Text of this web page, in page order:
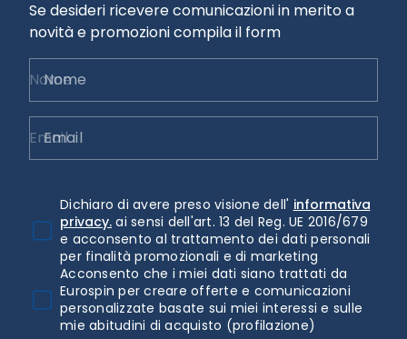
Se desideri ricevere comunicazioni in merito a
novità e promozioni compila il form
Nome
Email
Dichiaro di avere preso visione dell' informativa
privacy. ai sensi dell'art. 13 del Reg. UE 2016/679
e acconsento al trattamento dei dati personali
per finalità promozionali e di marketing
Acconsento che i miei dati siano trattati da
Eurospin per creare offerte e comunicazioni
personalizzate basate sui miei interessi e sulle
mie abitudini di acquisto (profilazione)